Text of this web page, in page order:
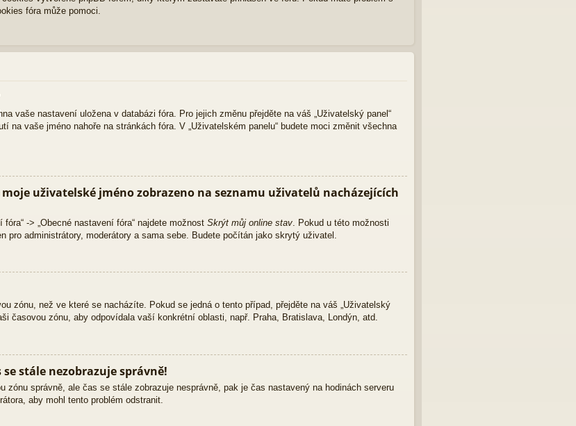
fóra může pomoci.
vaše nastavení uložena v databázi fóra. Pro jejich změnu přejděte na váš „Uživatelský panel“
na vaše jméno nahoře na stránkách fóra. V „Uživatelském panelu“ budete moci změnit všechna
uživatelské jméno zobrazeno na seznamu uživatelů nacházejících
-> „Obecné nastavení fóra“ najdete možnost Skrýt můj online stav . Pokud u této možnosti
pro administrátory, moderátory a sama sebe. Budete počítán jako skrytý uživatel.
zónu, než ve které se nacházíte. Pokud se jedná o tento případ, přejděte na váš „Uživatelský
časovou zónu, aby odpovídala vaší konkrétní oblasti, např. Praha, Bratislava, Londýn, atd.
stále nezobrazuje správně!
správně, ale čas se stále zobrazuje nesprávně, pak je čas nastavený na hodinách serveru
aby mohl tento problém odstranit.